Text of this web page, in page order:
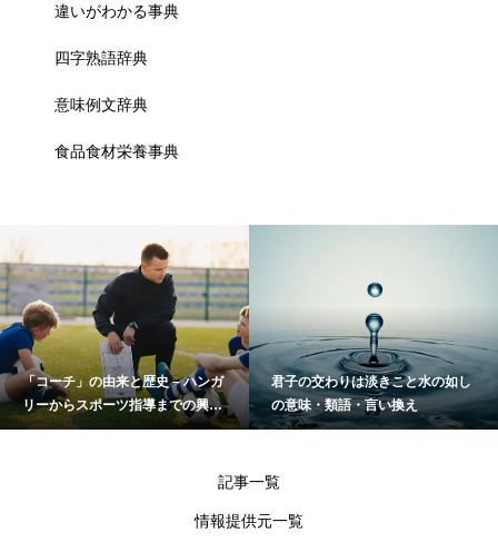
違いがわかる事典
四字熟語辞典
意味例文辞典
食品食材栄養事典
「コーチ」の由来と歴史 – ハンガ
リーからスポーツ指導までの興味
深い変遷
君子の交わりは淡きこと水の如し
の意味・類語・言い換え
記事一覧
情報提供元一覧